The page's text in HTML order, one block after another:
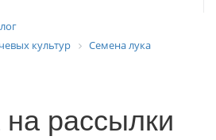
культур
Семена лука
рассылки